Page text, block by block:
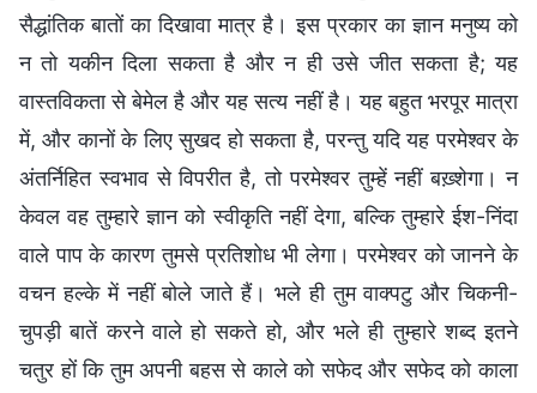
सैद्धांतिक बातों का दिखावा मात्र है। इस प्रकार का ज्ञान मनुष्य को
न तो यकीन दिला सकता है और न ही उसे जीत सकता है; यह
वास्तविकता से बेमेल है और यह सत्य नहीं है। यह बहुत भरपूर मात्रा
में, और कानों के लिए सुखद हो सकता है, परन्तु यदि यह परमेश्वर के
अंतर्निहित स्वभाव से विपरीत है, तो परमेश्वर तुम्हें नहीं बख़्शेगा। न
केवल वह तुम्हारे ज्ञान को स्वीकृति नहीं देगा, बल्कि तुम्हारे ईश-निंदा
वाले पाप के कारण तुमसे प्रतिशोध भी लेगा। परमेश्वर को जानने के
वचन हल्के में नहीं बोले जाते हैं। भले ही तुम वाक्पटु और चिकनी-
चुपड़ी बातें करने वाले हो सकते हो, और भले ही तुम्हारे शब्द इतने
चतुर हों कि तुम अपनी बहस से काले को सफेद और सफेद को काला